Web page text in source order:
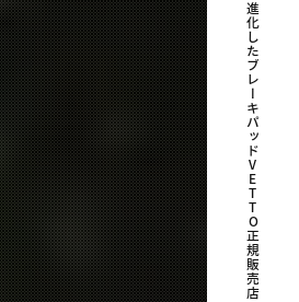
進化したブレーキパッドVETTO正規販売店